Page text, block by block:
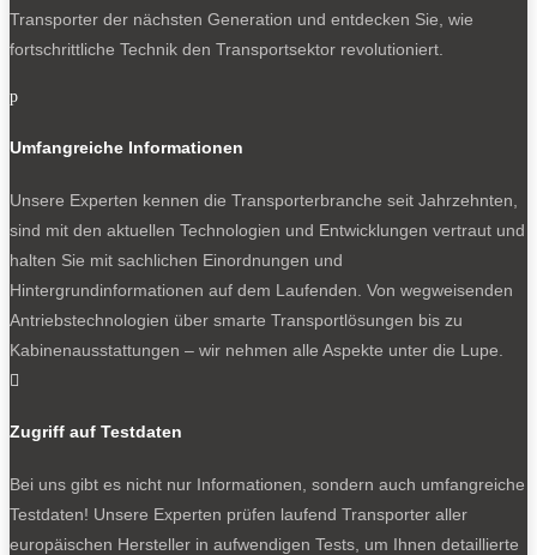
Transporter der nächsten Generation und entdecken Sie, wie
fortschrittliche Technik den Transportsektor revolutioniert.
p
Umfangreiche Informationen
Unsere Experten kennen die Transporterbranche seit Jahrzehnten,
sind mit den aktuellen Technologien und Entwicklungen vertraut und
halten Sie mit sachlichen Einordnungen und
Hintergrundinformationen auf dem Laufenden. Von wegweisenden
Antriebstechnologien über smarte Transportlösungen bis zu
Kabinenausstattungen – wir nehmen alle Aspekte unter die Lupe.

Zugriff auf Testdaten
Bei uns gibt es nicht nur Informationen, sondern auch umfangreiche
Testdaten! Unsere Experten prüfen laufend Transporter aller
europäischen Hersteller in aufwendigen Tests, um Ihnen detaillierte